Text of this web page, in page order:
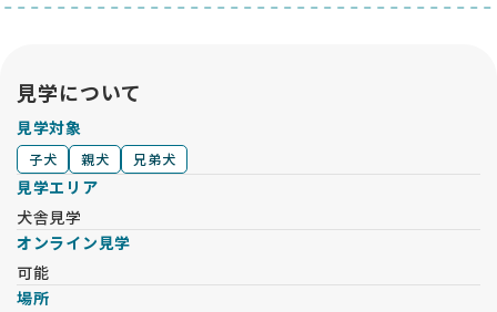
見学について
見学対象
子犬 親犬 兄弟犬
見学エリア
犬舎見学
オンライン見学
可能
場所